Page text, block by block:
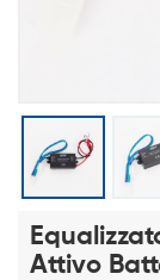
Attivo